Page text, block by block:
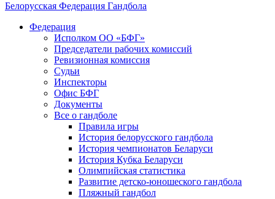
Белорусская Федерация Гандбола
Федерация
Исполком ОО «БФГ»
Председатели рабочих комиссий
Ревизионная комиссия
Судьи
Инспекторы
Офис БФГ
Документы
Все о гандболе
Правила игры
История белорусского гандбола
История чемпионатов Беларуси
История Кубка Беларуси
Олимпийская статистика
Развитие детско-юношеского гандбола
Пляжный гандбол